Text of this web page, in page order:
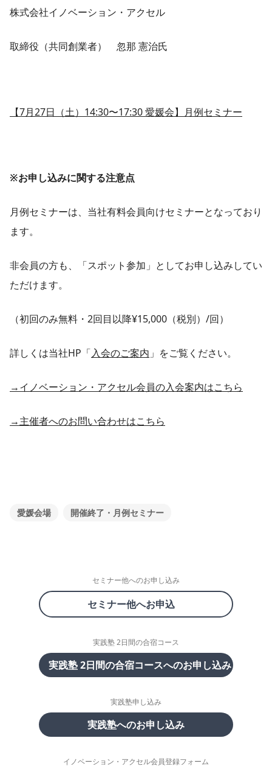
​株式会社イノベーション・アクセル
取締役（共同創業者） 忽那 憲治​氏
【7月27日（土）14:30〜17:30 愛媛会】月例セミナー
※お申し込みに関する注意点
月例セミナーは、当社有料会員向けセミナーとなっており
ます。
非会員の方も、「スポット参加」としてお申し込みしてい
ただけます。
（初回のみ無料・2回目以降¥15,000（税別）/回）
詳しくは当社HP「入会のご案内 」をご覧ください。
→イノベーション・アクセル会員の入会案内はこちら
→主催者へのお問い合わせはこちら
愛媛会場 開催終了・月例セミナー
セミナー他へのお申し込み
セミナー他へお申込
実践塾 2日間の合宿コース
実践塾 2日間の合宿コースへのお申し込み
実践塾申し込み
実践塾へのお申し込み
イノベーション・アクセル会員登録フォーム